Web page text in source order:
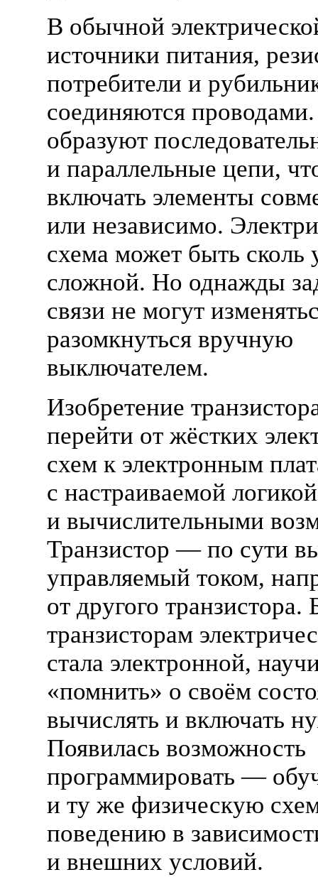
В обычной
источники питания,
потребители и
соединяются
образуют
и параллельные цепи,
включать элементы
или независимо.
схема может быть сколь
сложной. Но однажды
связи не могут
разомкнуться вручную
выключателем.
Изобретение
перейти от жёстких
схем к электронным
с настраиваемой логикой
и вычислительными
Транзистор — по сути
управляемый током,
от другого транзистора.
транзисторам
стала электронной,
«помнить» о своём
вычислять и включать
Появилась возможность
программировать —
и ту же физическую
поведению в
и внешних условий.